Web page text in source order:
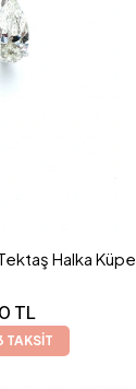
Halka Küpe
TL
TAKSİT